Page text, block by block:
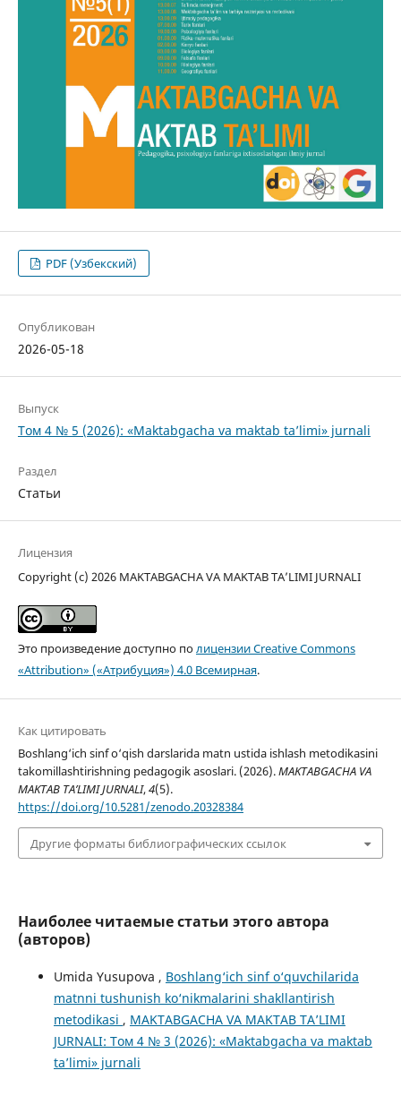
PDF (Узбекский)
Опубликован
2026-05-18
Выпуск
Том 4 № 5 (2026): «Maktabgacha va maktab ta’limi» jurnali
Раздел
Статьи
Лицензия
Copyright (c) 2026 MAKTABGACHA VA MAKTAB TA’LIMI JURNALI
Это произведение доступно полицензии Creative Commons
«Attribution» («Атрибуция») 4.0 Всемирная.
Как цитировать
Boshlang‘ich sinf o‘qish darslarida matn ustida ishlash metodikasini
takomillashtirishning pedagogik asoslari. (2026).MAKTABGACHA VA
MAKTAB TA’LIMI JURNALI,4(5).
https://doi.org/10.5281/zenodo.20328384
Другие форматы библиографических ссылок
Наиболее читаемые статьи этого автора
(авторов)
Umida Yusupova , Boshlang‘ich sinf o‘quvchilarida
matnni tushunish ko‘nikmalarini shakllantirish
metodikasi , MAKTABGACHA VA MAKTAB TA’LIMI
JURNALI: Том 4 № 3 (2026): «Maktabgacha va maktab
ta’limi» jurnali